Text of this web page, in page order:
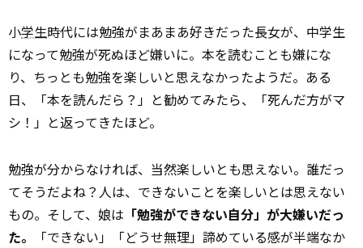
小学生時代には勉強がまあまあ好きだった長女が、中学生
になって勉強が死ぬほど嫌いに。本を読むことも嫌にな
り、ちっとも勉強を楽しいと思えなかったようだ。ある
日、「本を読んだら？」と勧めてみたら、「死んだ方がマ
シ！」と返ってきたほど。
勉強が分からなければ、当然楽しいとも思えない。誰だっ
てそうだよね？人は、できないことを楽しいとは思えない
もの。そして、娘は 「勉強ができない自分」が大嫌いだっ
た。
「できない」「どうせ無理」――諦めている感が半端なか